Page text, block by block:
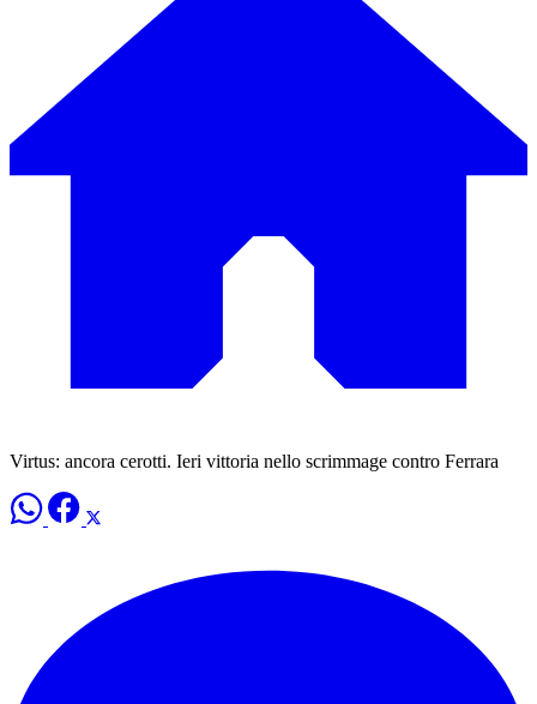
Virtus: ancora cerotti. Ieri vittoria nello scrimmage contro Ferrara